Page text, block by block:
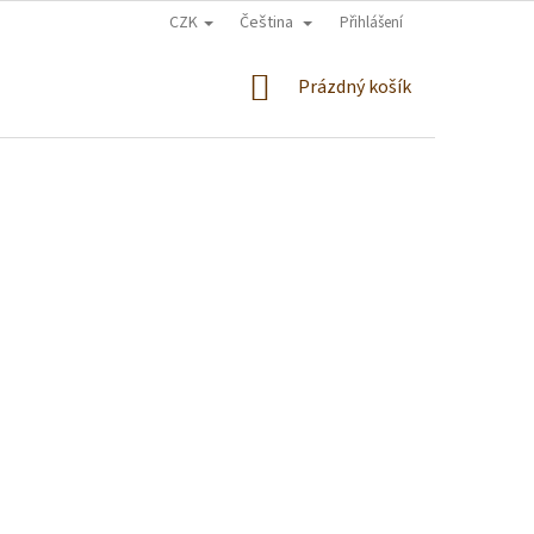
CZK Čeština Přihlášení
NÁKUPNÍ
Prázdný košík